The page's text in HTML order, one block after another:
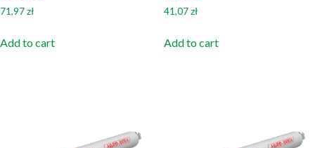
71,97zł
Add to cart
41,07zł
Add to cart